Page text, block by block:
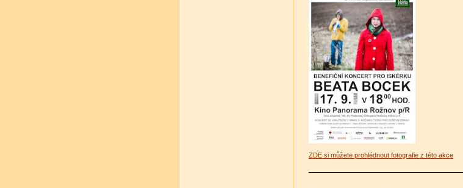
ZDE si můžete prohlédnout fotografie z této akce